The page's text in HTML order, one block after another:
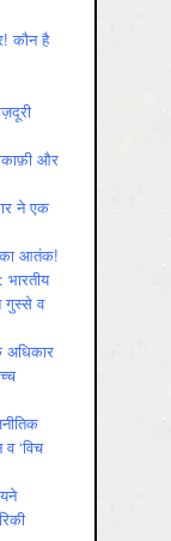
कौन है
और
ने एक
का आतंक!
गुस्‍से व
अधिकार
व ‘विच